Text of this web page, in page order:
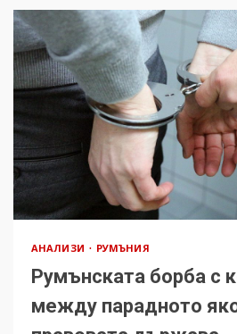
АНАЛИЗИ РУМЪНИЯ
Румънската борба с
между парадното